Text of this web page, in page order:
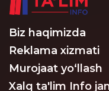
Shaxnoza
12:55:13 / 23.04.2026
Oʻqituvchilar
barkamol
pedagoglarga keldi.
Biz haqimizda
Reklama xizmati
Murojaat yo‘llash
Xalq ta'lim Info